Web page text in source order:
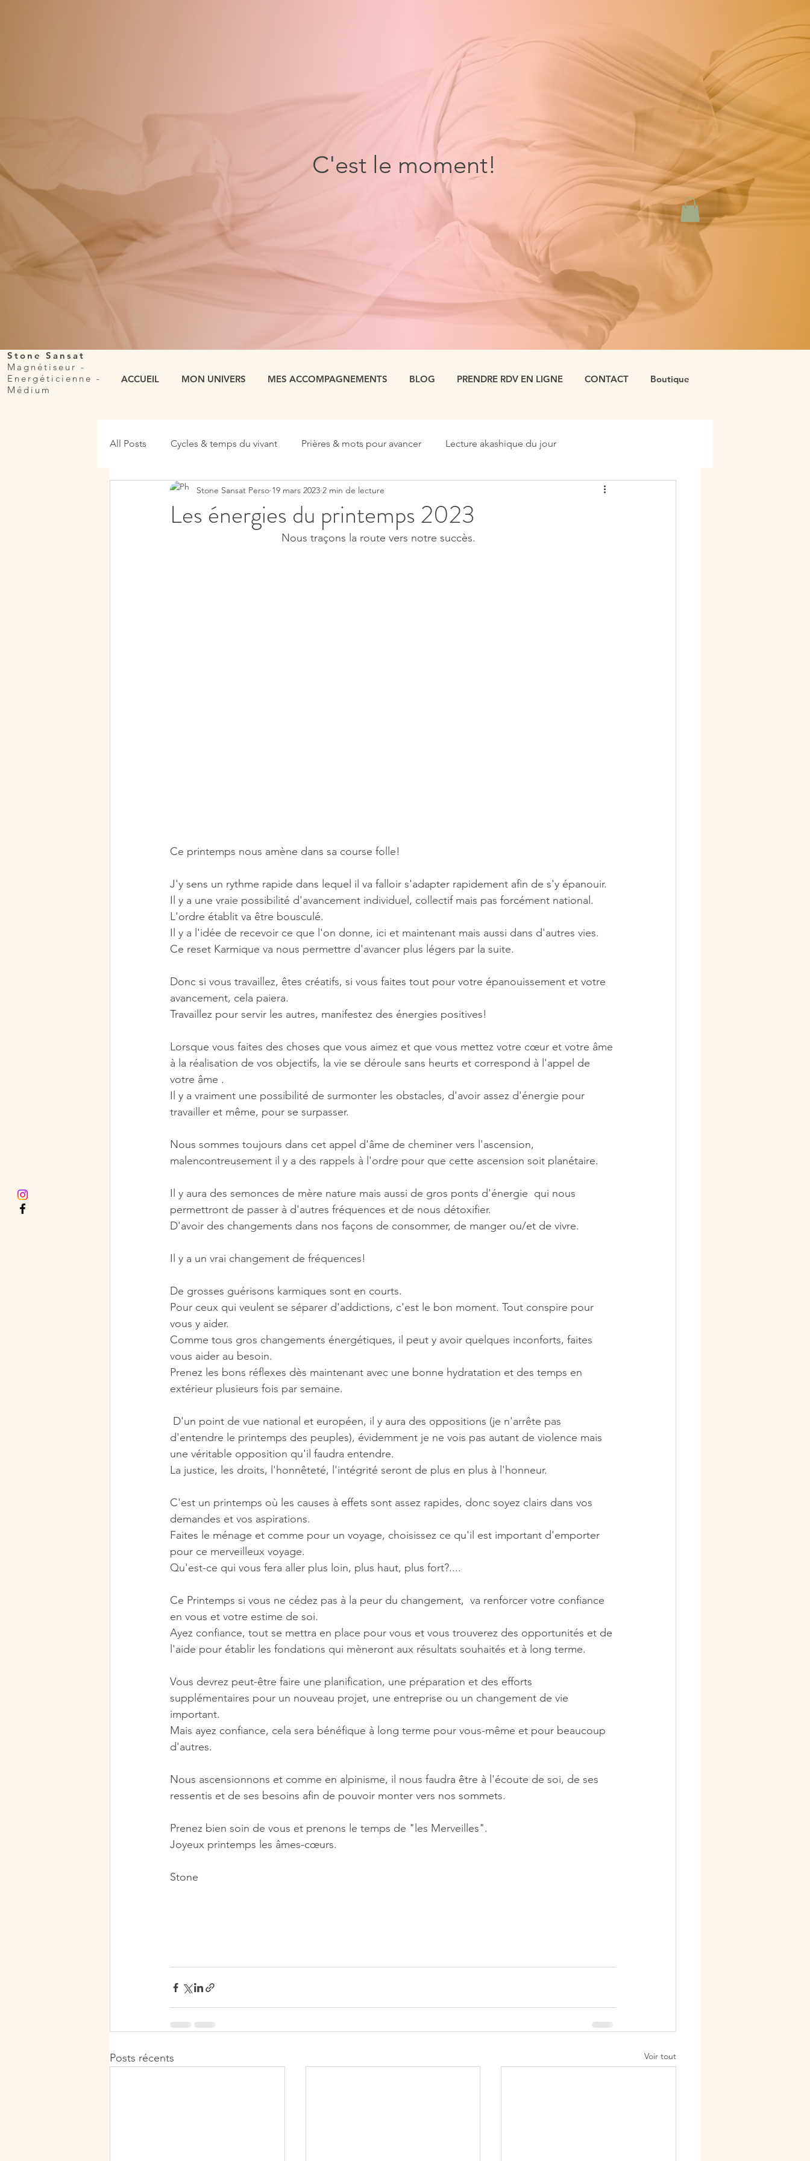
C'est le moment!
ACCUEIL MON UNIVERS MES ACCOMPAGNEMENTS BLOG PRENDRE RDV EN LIGNE CONTACT Boutique
Stone Sansat
Magnétiseur -
Energéticienne -
Médium
All Posts Cycles & temps du vivant Prières & mots pour avancer Lecture akashique du jour
Les énergies du printemps 2023
Stone Sansat Perso 19 mars 2023 2 min de lecture
                                     Nous traçons la route vers notre succès.
Ce printemps nous amène dans sa course folle!
J'y sens un rythme rapide dans lequel il va falloir s'adapter rapidement afin de s'y épanouir.
Il y a une vraie possibilité d'avancement individuel, collectif mais pas forcément national.
L'ordre établit va être bousculé.
Il y a l'idée de recevoir ce que l'on donne, ici et maintenant mais aussi dans d'autres vies.
Ce reset Karmique va nous permettre d'avancer plus légers par la suite.
Donc si vous travaillez, êtes créatifs, si vous faites tout pour votre épanouissement et votre
avancement, cela paiera.
Travaillez pour servir les autres, manifestez des énergies positives!
Lorsque vous faites des choses que vous aimez et que vous mettez votre cœur et votre âme
à la réalisation de vos objectifs, la vie se déroule sans heurts et correspond à l'appel de
votre âme .
Il y a vraiment une possibilité de surmonter les obstacles, d'avoir assez d'énergie pour
travailler et même, pour se surpasser.
Nous sommes toujours dans cet appel d'âme de cheminer vers l'ascension,
malencontreusement il y a des rappels à l'ordre pour que cette ascension soit planétaire.
Il y aura des semonces de mère nature mais aussi de gros ponts d'énergie  qui nous
permettront de passer à d'autres fréquences et de nous détoxifier.
D'avoir des changements dans nos façons de consommer, de manger ou/et de vivre.
Il y a un vrai changement de fréquences!
De grosses guérisons karmiques sont en courts.
Pour ceux qui veulent se séparer d'addictions, c'est le bon moment. Tout conspire pour
vous y aider.
Comme tous gros changements énergétiques, il peut y avoir quelques inconforts, faites
vous aider au besoin.
Prenez les bons réflexes dès maintenant avec une bonne hydratation et des temps en
extérieur plusieurs fois par semaine.
d'entendre le printemps des peuples), évidemment je ne vois pas autant de violence mais
une véritable opposition qu'il faudra entendre.
La justice, les droits, l'honnêteté, l'intégrité seront de plus en plus à l'honneur.
C'est un printemps où les causes à effets sont assez rapides, donc soyez clairs dans vos
demandes et vos aspirations.
Faites le ménage et comme pour un voyage, choisissez ce qu'il est important d'emporter
pour ce merveilleux voyage.
Qu'est-ce qui vous fera aller plus loin, plus haut, plus fort?....
Ce Printemps si vous ne cédez pas à la peur du changement,  va renforcer votre confiance
en vous et votre estime de soi.
Ayez confiance, tout se mettra en place pour vous et vous trouverez des opportunités et de
l'aide pour établir les fondations qui mèneront aux résultats souhaités et à long terme.
Vous devrez peut-être faire une planification, une préparation et des efforts
supplémentaires pour un nouveau projet, une entreprise ou un changement de vie
important.
Mais ayez confiance, cela sera bénéfique à long terme pour vous-même et pour beaucoup
d'autres.
Nous ascensionnons et comme en alpinisme, il nous faudra être à l'écoute de soi, de ses
ressentis et de ses besoins afin de pouvoir monter vers nos sommets.
Prenez bien soin de vous et prenons le temps de "les Merveilles".
Joyeux printemps les âmes-cœurs.
Stone
Posts récents Voir tout